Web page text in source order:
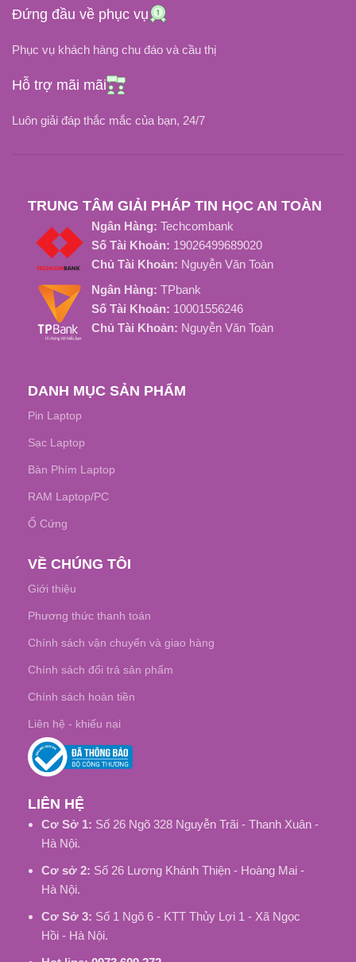
DÒNG ĐIỆN
CHÂN CẮM
Chân Cắm Hút Magsafe 1
LOẠI SẠC
Đứng đầu về phục vụ
Phục vụ khách hàng chu đáo và cầu thị
Hỗ trợ mãi mãi
Luôn giải đáp thắc mắc của bạn, 24/7
TRUNG TÂM GIẢI PHÁP TIN HỌC AN TOÀN
Ngân Hàng: Techcombank
Số Tài Khoản: 19026499689020
Chủ Tài Khoản: Nguyễn Văn Toàn
Ngân Hàng: TPbank
Số Tài Khoản: 10001556246
Chủ Tài Khoản: Nguyễn Văn Toàn
DANH MỤC SẢN PHẨM
Pin Laptop
Sạc Laptop
Bàn Phím Laptop
RAM Laptop/PC
Ổ Cứng
VỀ CHÚNG TÔI
Giới thiệu
Phương thức thanh toán
Chính sách vận chuyển và giao hàng
Chính sách đổi trả sản phẩm
Chính sách hoàn tiền
Liên hệ - khiếu nại
LIÊN HỆ
Cơ Sở 1: Số 26 Ngõ 328 Nguyễn Trãi - Thanh Xuân -
Hà Nội.
Cơ sở 2: Số 26 Lương Khánh Thiện - Hoàng Mai -
Hà Nội.
Cơ Sở 3: Số 1 Ngõ 6 - KTT Thủy Lợi 1 - Xã Ngọc
Hồi - Hà Nội.